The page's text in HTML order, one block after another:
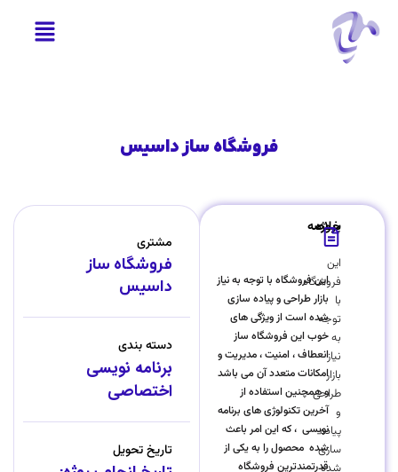
فروشگاه ساز داسیس
خلاصه پروژه
این
فروشگاه
با
توجه
به
نیاز
بازار
طراحی
و
پیاده
سازی
شده
این فروشگاه با توجه به نیاز
بازار طراحی و پیاده سازی
شده است از ویژگی های
خوب این فروشگاه ساز
انعطاف ، امنیت ، مدیریت و
امکانات متعدد آن می باشد
و همچنین استفاده از
آخرین تکنولوژی های برنامه
نویسی ، که این امر باعث
شده محصول را به یکی از
قدرتمندترین فروشگاه
مشتری
فروشگاه ساز
داسیس
دسته بندی
برنامه نویسی
اختصاصی
تاریخ تحویل